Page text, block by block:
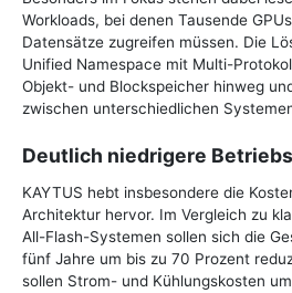
Workloads, bei denen Tausende
Datensätze zugreifen müssen. Die
Unified Namespace mit Multi-
Objekt- und Blockspeicher hinweg
zwischen unterschiedlichen
Deutlich niedrigere
KAYTUS hebt insbesondere die
Architektur hervor. Im Vergleich zu
All-Flash-Systemen sollen sich die
fünf Jahre um bis zu 70 Prozent
sollen Strom- und Kühlungskosten